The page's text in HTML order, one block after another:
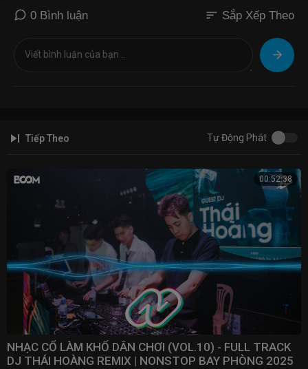
Edit: FL Studio 20, Adobe After Efects 2022, Adobe Photoshop CS6
✘ Web :https://nonstopvn.net/
- ✉ E-mail:nonstopvn@gmail.com
© Copyright by: NONSTOP VN & Mee Media ☞ Do not Reup
0 Bình luận sort Sắp Xếp Theo
Tiếp Theo Tự Động Phát
00:52:38
NHẠC CỔ LÀM KHỔ DÂN CHƠI (VOL.10) - FULL TRACK
DJ THÁI HOÀNG REMIX | NONSTOP BAY PHÒNG 2025